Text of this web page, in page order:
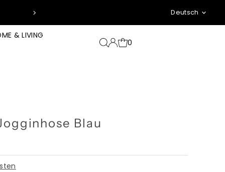
*zzgl. Pfand &
Deutsch
& LIVING
0
Blau